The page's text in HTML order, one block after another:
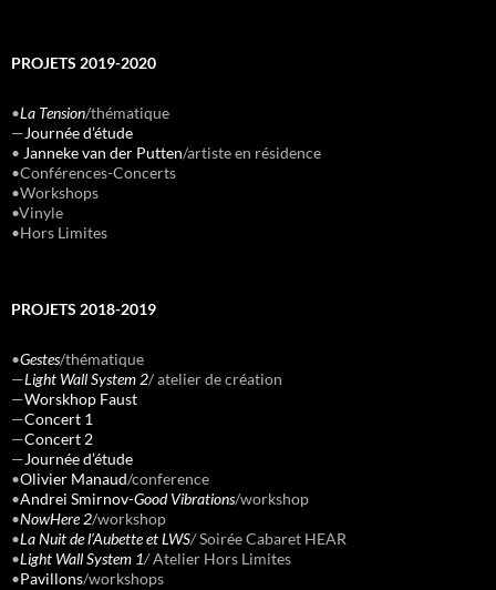
PROJETS 2019-2020
•La Tension/thématique
—Journée d’étude
• Janneke van der Putten/artiste en résidence
•Conférences-Concerts
•Workshops
•Vinyle
•Hors Limites
PROJETS 2018-2019
•Gestes/thématique
—Light Wall System 2/ atelier de création
—Worskhop Faust
—Concert 1
—Concert 2
—Journée d’étude
•Olivier Manaud/conference
•Andrei Smirnov-Good Vibrations/workshop
•NowHere 2/workshop
•La Nuit de l’Aubette et LWS/Soirée Cabaret HEAR
•Light Wall System 1/Atelier Hors Limites
•Pavillons/workshops